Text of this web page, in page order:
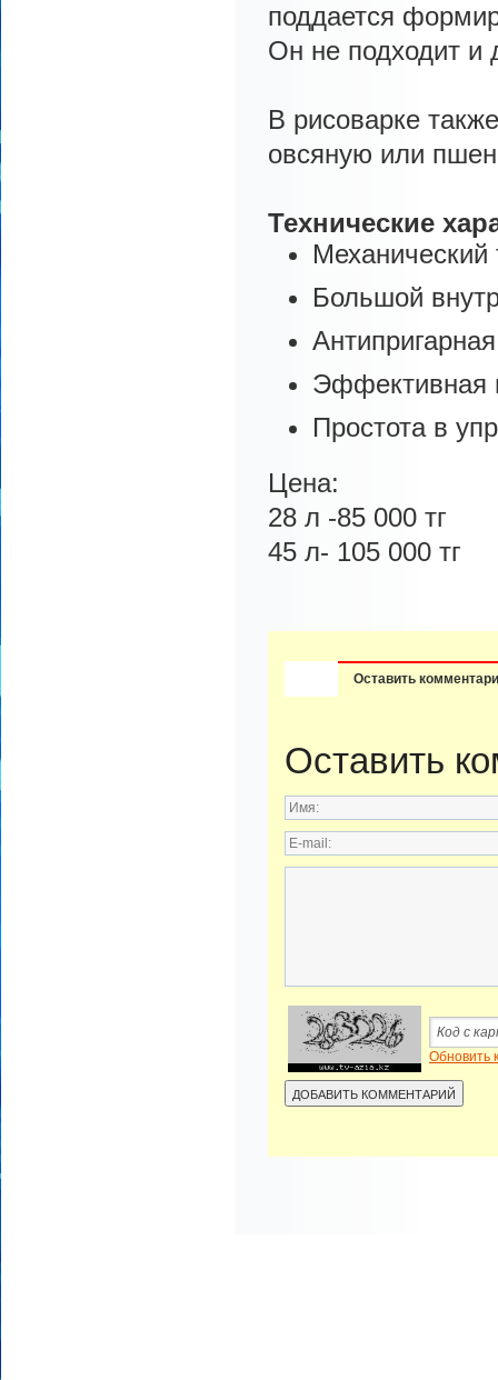
поддается
Он не подходит и
В рисоварке
овсяную или
Технические
Механический
Большой
Эффективная
Простота в
Цена:
28 л -85 000 тг
45 л- 105 000 тг
Оставить
Оставить
Обновить